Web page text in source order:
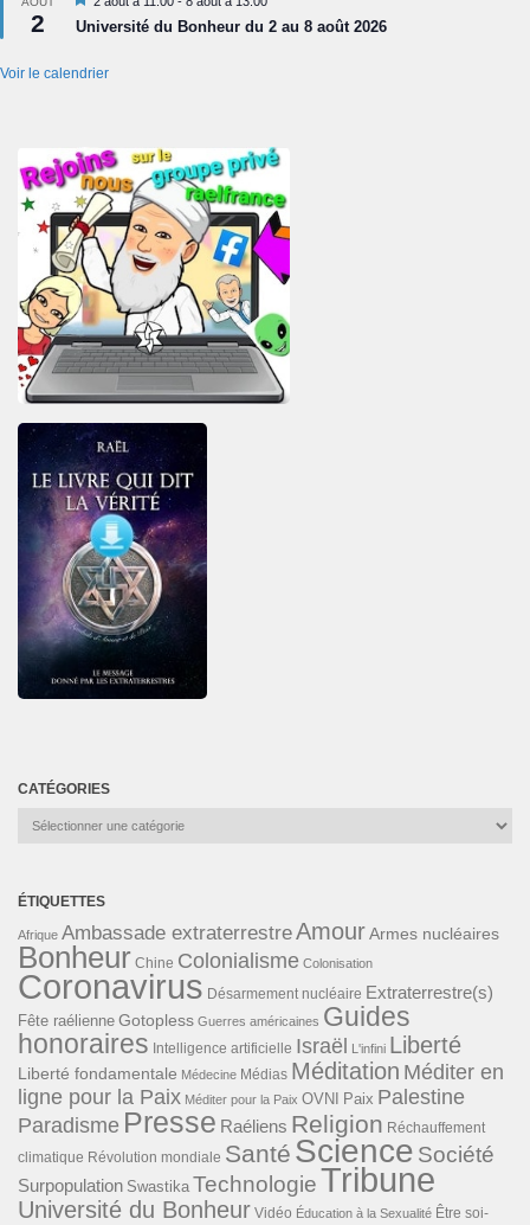
2
en
avant
Université du Bonheur du 2 au 8 août 2026
Voir le calendrier
CATÉGORIES
Catégories
ÉTIQUETTES
Afrique Ambassade extraterrestreAmourArmes nucléaires
Bonheur Chine Colonialisme Colonisation
Coronavirus Désarmement nucléaire Extraterrestre(s)
Fête raélienne Gotopless Guerres américaines Guides
honoraires Intelligence artificielle Israël L'infini Liberté
Liberté fondamentale Médecine Médias Méditation Méditer en
ligne pour la Paix Méditer pour la Paix OVNI Paix Palestine
Paradisme Presse Raéliens Religion Réchauffement
climatique Révolution mondiale Santé Science Société
Surpopulation Swastika TechnologieTribune
Université du Bonheur Vidéo Éducation à la Sexualité Être soi-